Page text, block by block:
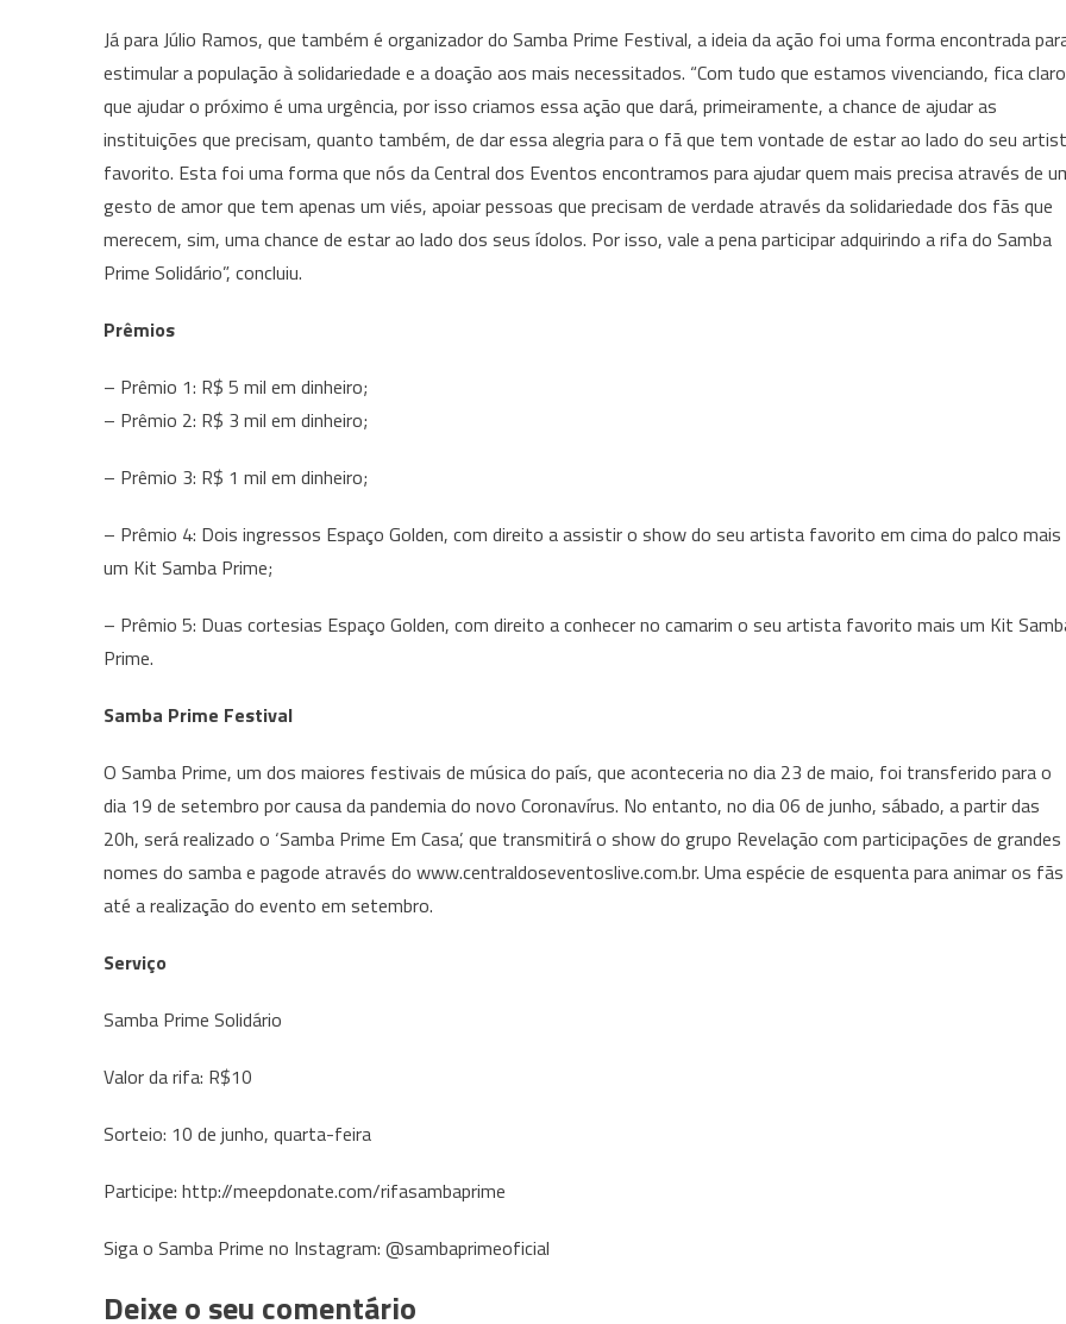
Já para Júlio Ramos, que também é organizador do Samba Prime Festival, a ideia da ação foi uma forma encontrada
estimular a população à solidariedade e a doação aos mais necessitados. “Com tudo que estamos vivenciando, fica claro
que ajudar o próximo é uma urgência, por isso criamos essa ação que dará, primeiramente, a chance de ajudar as
instituições que precisam, quanto também, de dar essa alegria para o fã que tem vontade de estar ao lado do seu
favorito. Esta foi uma forma que nós da Central dos Eventos encontramos para ajudar quem mais precisa através de
gesto de amor que tem apenas um viés, apoiar pessoas que precisam de verdade através da solidariedade dos fãs que
merecem, sim, uma chance de estar ao lado dos seus ídolos. Por isso, vale a pena participar adquirindo a rifa do Samba
Prime Solidário”, concluiu.
Prêmios
– Prêmio 1: R$ 5 mil em dinheiro;
– Prêmio 2: R$ 3 mil em dinheiro;
– Prêmio 3: R$ 1 mil em dinheiro;
– Prêmio 4: Dois ingressos Espaço Golden, com direito a assistir o show do seu artista favorito em cima do palco mais
um Kit Samba Prime;
– Prêmio 5: Duas cortesias Espaço Golden, com direito a conhecer no camarim o seu artista favorito mais um Kit
Prime.
Samba Prime Festival
O Samba Prime, um dos maiores festivais de música do país, que aconteceria no dia 23 de maio, foi transferido para o
dia 19 de setembro por causa da pandemia do novo Coronavírus. No entanto, no dia 06 de junho, sábado, a partir das
20h, será realizado o ‘Samba Prime Em Casa’, que transmitirá o show do grupo Revelação com participações de grandes
nomes do samba e pagode através do www.centraldoseventoslive.com.br. Uma espécie de esquenta para animar os fãs
até a realização do evento em setembro.
Serviço
Samba Prime Solidário
Valor da rifa: R$10
Sorteio: 10 de junho, quarta-feira
Participe: http://meepdonate.com/rifasambaprime
Siga o Samba Prime no Instagram: @sambaprimeoficial
Deixe o seu comentário